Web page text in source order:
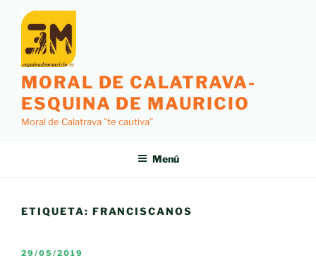
contenido
MORAL DE CALATRAVA-
ESQUINA DE MAURICIO
Moral de Calatrava "te cautiva"
Menú
ETIQUETA: FRANCISCANOS
PUBLICADO
29/05/2019